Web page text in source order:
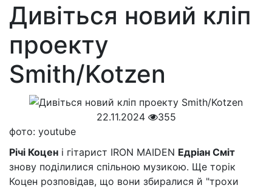
Дивіться новий кліп
проекту
Smith/Kotzen
22.11.2024
355
фото: youtube
Річі Коцен і гітарист IRON MAIDEN Едріан Сміт
знову поділилися спільною музикою. Ще торік
Коцен розповідав, що вони збиралися й "трохи